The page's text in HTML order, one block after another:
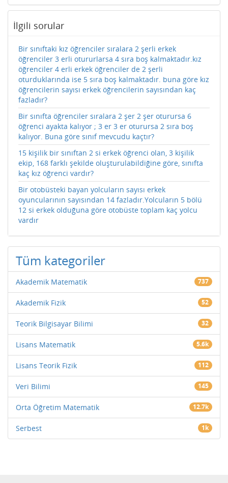
İlgili sorular
Bir sınıftaki kız öğrenciler sıralara 2 şerli erkek
öğrenciler 3 erli otururlarsa 4 sıra boş kalmaktadır.kız
öğrenciler 4 erli erkek öğrenciler de 2 şerli
oturduklarında ise 5 sıra boş kalmaktadır. buna göre kız
öğrencilerin sayısı erkek öğrencilerin sayısından kaç
fazladır?
Bir sınıfta öğrenciler sıralara 2 şer 2 şer oturursa 6
öğrenci ayakta kalıyor ; 3 er 3 er oturursa 2 sıra boş
kalıyor. Buna göre sınıf mevcudu kaçtır?
15 kişilik bir sınıftan 2 si erkek öğrenci olan, 3 kişilik
ekip, 168 farklı şekilde oluşturulabildiğine göre, sınıfta
kaç kız öğrenci vardır?
Bir otobüsteki bayan yolcuların sayısı erkek
oyuncularının sayısından 14 fazladır.Yolcuların 5 bölü
12 si erkek olduğuna göre otobüste toplam kaç yolcu
vardır
Tüm kategoriler
Akademik Matematik 737
Akademik Fizik 52
Teorik Bilgisayar Bilimi 32
Lisans Matematik 5.6k
Lisans Teorik Fizik 112
Veri Bilimi 145
Orta Öğretim Matematik 12.7k
Serbest 1k